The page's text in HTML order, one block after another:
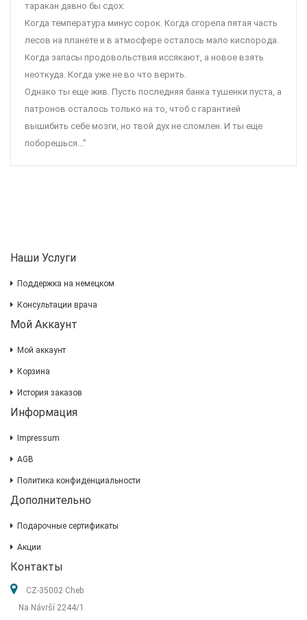
таракан давно бы сдох:
Когда температура минус сорок. Когда сгорела пятая часть
лесов на планете и в атмосфере осталось мало кислорода.
Когда запасы продовольствия иссякают, а новое взять
неоткуда. Когда уже не во что верить.
Однако ты еще жив. Пусть последняя банка тушенки пуста, а
патронов осталось только на то, чтоб с гарантией
вышибить себе мозги, но твой дух не сломлен. И ты еще
поборешься..."
Наши Услуги
Поддержка на немецком
Консультации врача
Мой Аккаунт
Мой аккаунт
Корзина
История заказов
Информация
Impressum
AGB
Политика конфиденциальности
Дополнительно
Подарочные сертификаты
Акции
Контакты
CZ-35002 Cheb
Na Návrší 2244/1